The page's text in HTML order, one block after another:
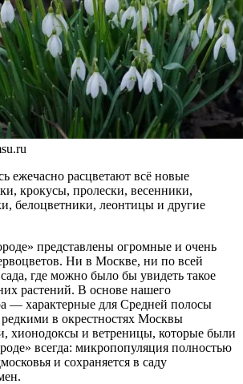
ежечасно расцветают всё новые
крокусы, пролески, весенники,
белоцветники, леонтицы и другие
представлены огромные и очень
Ни в Москве, ни по всей
где можно было бы увидеть такое
растений. В основе нашего
— характерные для Средней полосы
в окрестностях Москвы
хионодоксы и ветреницы, которые были
всегда: микропопуляция полностью
и сохраняется в саду